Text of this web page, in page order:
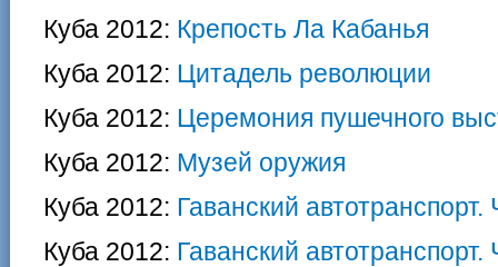
Куба 2012: Крепость Ла Кабанья
Куба 2012: Цитадель революции
Куба 2012: Церемония пушечного
Куба 2012: Музей оружия
Куба 2012: Гаванский автотранспорт.
Куба 2012: Гаванский автотранспорт.